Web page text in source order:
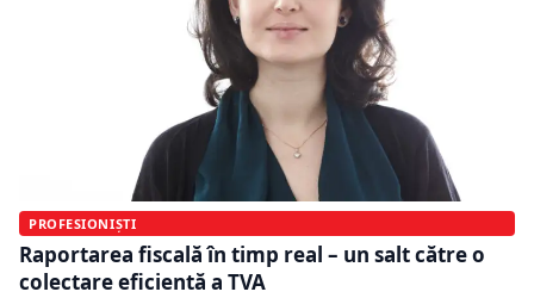
PROFESIONIȘTI
Raportarea fiscală în timp real – un salt către o
colectare eficientă a TVA